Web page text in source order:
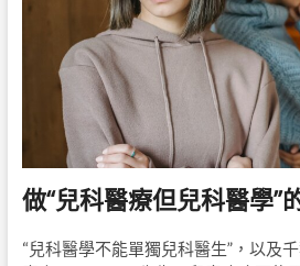
做“兒科醫療但兒科醫學”
“兒科醫學不能單獨兒科醫生”，以及